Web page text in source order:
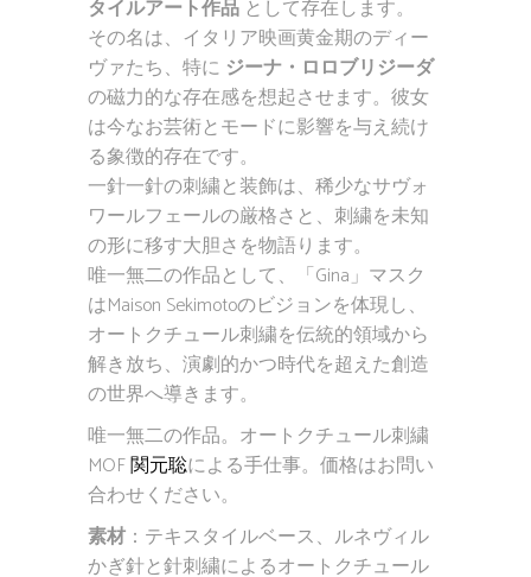
タイルアート作品 として存在します。
その名は、イタリア映画黄金期のディー
ヴァたち、特に ジーナ・ロロブリジーダ
の磁力的な存在感を想起させます。彼女
は今なお芸術とモードに影響を与え続け
る象徴的存在です。
一針一針の刺繍と装飾は、稀少なサヴォ
ワールフェールの厳格さと、刺繍を未知
の形に移す大胆さを物語ります。
唯一無二の作品として、「Gina」マスク
はMaison Sekimotoのビジョンを体現し、
オートクチュール刺繍を伝統的領域から
解き放ち、演劇的かつ時代を超えた創造
の世界へ導きます。
唯一無二の作品。オートクチュール刺繍
MOF関元聡による手仕事。価格はお問い
合わせください。
素材 ：テキスタイルベース、ルネヴィル
かぎ針と針刺繍によるオートクチュール